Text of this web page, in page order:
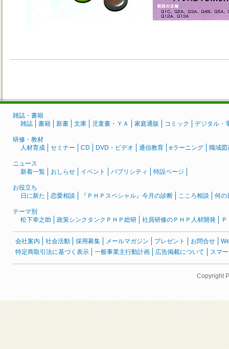
雑誌・書籍
雑誌
書籍 新書 文庫 児童書・ＹＡ 家庭通販 コミック デジタル・
研修・教材
人材育成
セミナー CD DVD・ビデオ 通信教育 eラーニング 職域図
ニュース
新着一覧
おしらせ イベント パブリシティ 特設ページ
お役立ち
日に新た
恋愛相談 『ＰＨＰスペシャル』今月の診断 こころ相談 何の
テーマ別
松下幸之助
政策シンクタンクＰＨＰ総研 社員研修のＰＨＰ人材開発
会社案内 社会活動 採用募集 メールマガジン プレゼント お問合せ
特定商取引法に基づく表示
一般事業主行動計画 広告掲載について スマ
Copyright